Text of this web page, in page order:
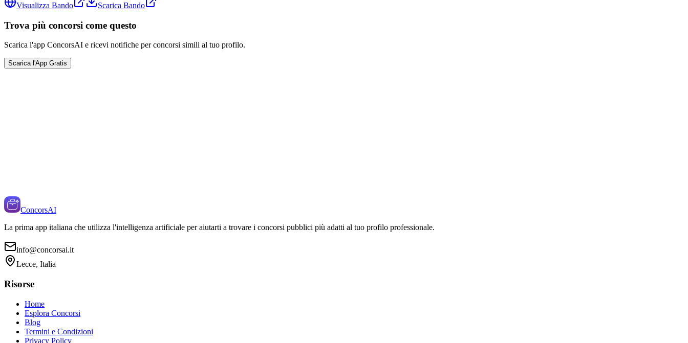
Visualizza Bando
Scarica Bando
Trova più concorsi come questo
Scarica l'app ConcorsAI e ricevi notifiche per concorsi simili al tuo profilo.
Scarica l'App Gratis
ConcorsAI
La prima app italiana che utilizza l'intelligenza artificiale per aiutarti a trovare i concorsi pubblici più adatti al tuo profilo professionale.
info@concorsai.it
Lecce, Italia
Risorse
Home
Esplora Concorsi
Blog
Termini e Condizioni
Privacy Policy